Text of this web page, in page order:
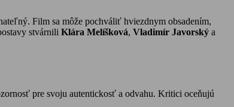
Film sa môže pochváliť hviezdnym obsadením,
stvárnili Klára Melíšková, Vladimír Javorský a
pre svoju autentickosť a odvahu. Kritici oceňujú